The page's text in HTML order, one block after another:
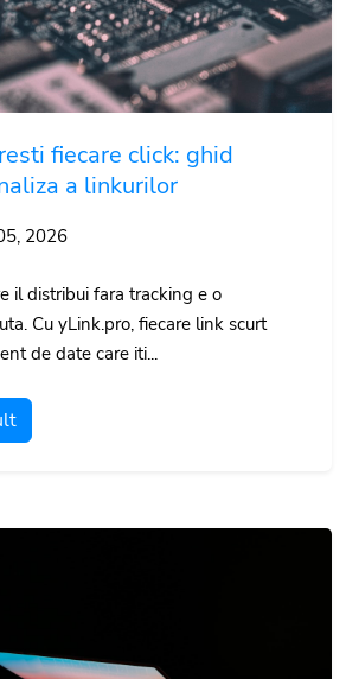
fiecare click: ghid
a linkurilor
2026
il distribui fara tracking e o
Cu yLink.pro, fiecare link scurt
de date care iti...